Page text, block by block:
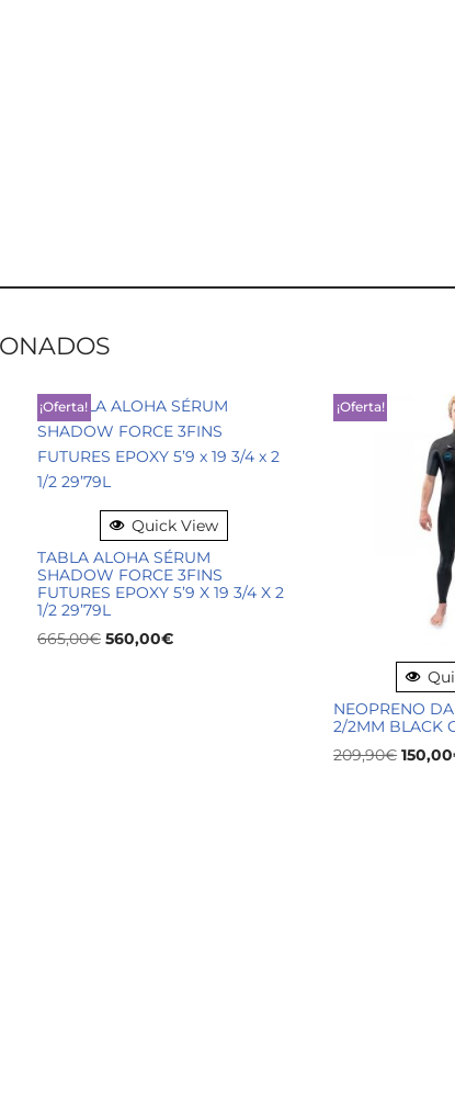
¡Oferta!
Quick View
TABLA ALOHA SÉRUM
SHADOW FORCE 3FINS
FUTURES EPOXY 5’9 X 19 3/4 X 2
1/2 29’79L
665,00€ 560,00€
¡Oferta!
NEOPRENO
2/2MM BLACK
209,90€ 150,00